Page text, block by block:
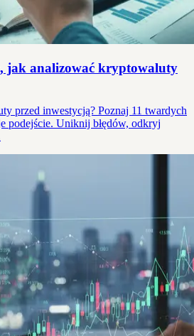
jak analizować kryptowaluty
przed inwestycją? Poznaj 11 twardych
podejście. Uniknij błędów, odkryj